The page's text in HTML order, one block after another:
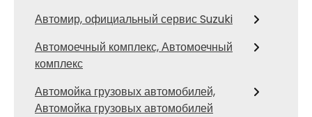
Автомир, официальный сервис Suzuki
Автомоечный комплекс, Автомоечный
комплекс
Автомойка грузовых автомобилей,
Автомойка грузовых автомобилей